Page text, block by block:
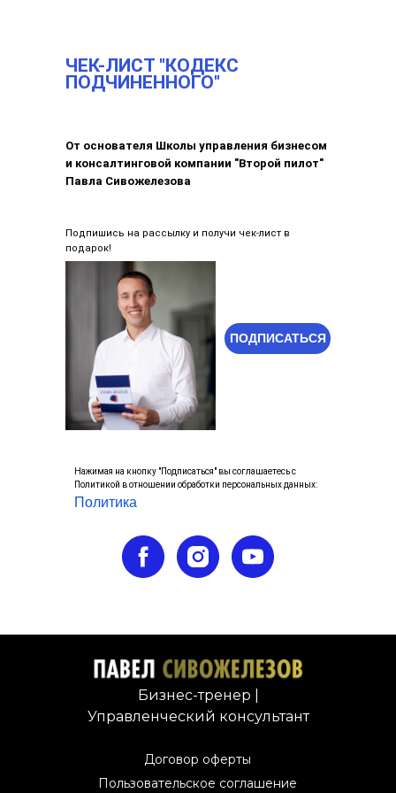
ЧЕК-ЛИСТ "КОДЕКС
ПОДЧИНЕННОГО"
От основателя Школы управления бизнесом
и консалтинговой компании "Второй пилот"
Павла Сивожелезова
Подпишись на рассылку и получи чек-лист в
подарок!
Нажимая на кнопку "Подписаться" вы соглашаетесь с
Политикой в отношении обработки персональных данных:
Политика
ПОДПИСАТЬСЯ
Бизнес-тренер |
Управленческий консультант
Договор оферты
Пользовательское соглашение